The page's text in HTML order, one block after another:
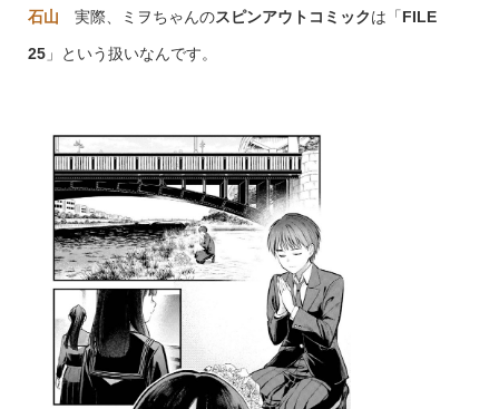
石山 実際、ミヲちゃんのスピンアウトコミックは「FILE
25」という扱いなんです。